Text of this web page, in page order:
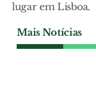
lugar em Lisboa.
Mais Notícias